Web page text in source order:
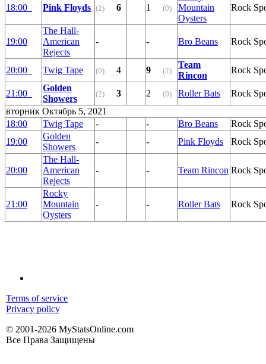
18:00 Pink Floyds (2) 6 1 (0)
Mountain
Oysters
Rock
19:00
The Hall-
American
Rejects
- - Bro Beans Rock
20:00 Twig Tape (0) 4 9 (2)
Team
Rincon
Rock
21:00
Golden
Showers
(2) 3 2 (0) Roller Bats
Rock
вторник Октябрь 5, 2021
18:00
Twig Tape - - Bro Beans
Rock
19:00
Golden
Showers
- - Pink Floyds Rock
20:00
The Hall-
American
Rejects
- - Team Rincon Rock
21:00
Rocky
Mountain
Oysters
- - Roller Bats Rock
Terms of service
Privacy policy
© 2001-2026 MyStatsOnline.com
Все Права Защищены